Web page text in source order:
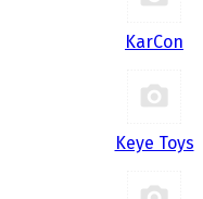
KarCon
Keye Toys